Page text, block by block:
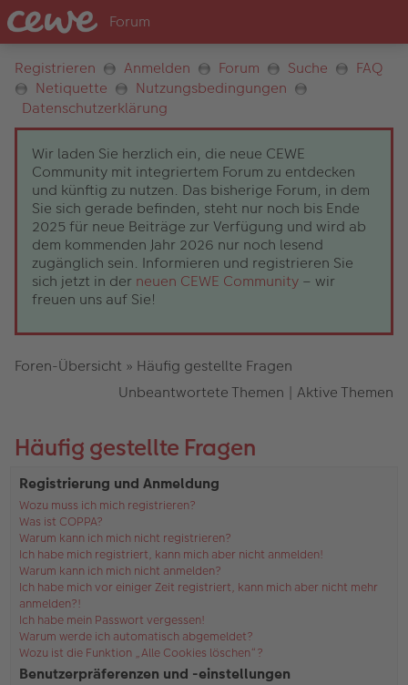
Registrieren Anmelden Forum Suche
FAQ
Netiquette
Nutzungsbedingungen
Datenschutzerklärung
Wir laden Sie herzlich ein, die neue CEWE
Community mit integriertem Forum zu entdecken
und künftig zu nutzen. Das bisherige Forum, in dem
Sie sich gerade befinden, steht nur noch bis Ende
2025 für neue Beiträge zur Verfügung und wird ab
dem kommenden Jahr 2026 nur noch lesend
zugänglich sein. Informieren und registrieren Sie
sich jetzt in der neuen CEWE Community – wir
freuen uns auf Sie!
Foren-Übersicht » Häufig gestellte Fragen
Unbeantwortete Themen | Aktive Themen
Häufig gestellte Fragen
Registrierung und Anmeldung
Wozu muss ich mich registrieren?
Was ist COPPA?
Warum kann ich mich nicht registrieren?
Ich habe mich registriert, kann mich aber nicht anmelden!
Warum kann ich mich nicht anmelden?
Ich habe mich vor einiger Zeit registriert, kann mich aber nicht mehr
anmelden?!
Ich habe mein Passwort vergessen!
Warum werde ich automatisch abgemeldet?
Wozu ist die Funktion „Alle Cookies löschen“?
Benutzerpräferenzen und -einstellungen